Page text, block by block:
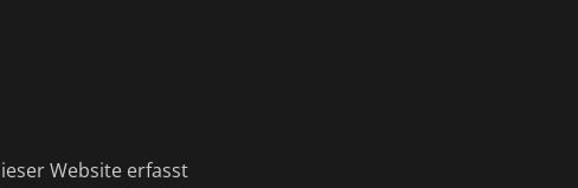
Website erfasst